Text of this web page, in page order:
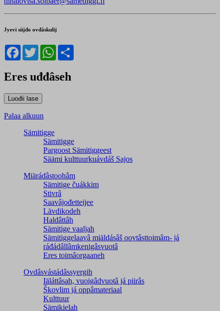
Jyevi siijđo ovdâskulij
Facebook
TwitterWhatsApp
Eres uđđâseh
Palaa alkuun
Sämitigge
Sämitigge
Pargoost Sämitiggeest
Säämi kulttuurkuávdáš Sajos
Miärádâstoohâm
Sämitige čuákkim
Stivrâ
Saavâjođetteijee
Lävdikodeh
Haldâttâh
Sämitige vaaljah
Sämitiggelaavâ miäldásâš oovtâsttoimâm- já
ráđádâllâmkenigâsvuotâ
Eres toimâorgaaneh
Ovdâsvástádâssyergih
Iäláttâsah, vuoigâdvuotâ já piirâs
Škovlim já oppâmateriaal
Kulttuur
Sämikielah